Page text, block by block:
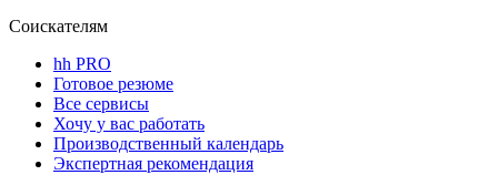
Соискателям
hh PRO
Готовое резюме
Все сервисы
Хочу у вас работать
Производственный календарь
Экспертная рекомендация